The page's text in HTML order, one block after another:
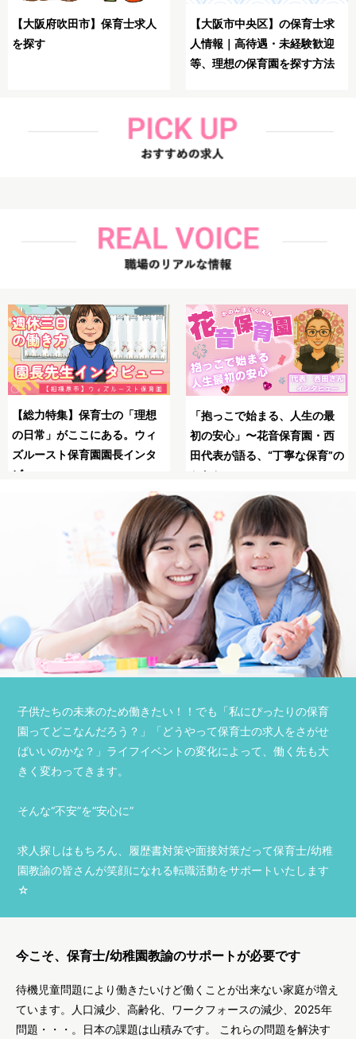
【大阪市鶴見区】保育士が理
想の求人を探す方法解説
【大阪市生野区】保育士が
想の求人を探す方法
の
た保育士求人JOBS
る保育士求人JOBSで安全
職！
子供たちの未来のため働きたい！！でも「私にぴったりの保育
園ってどこなんだろう？」「どうやって保育士の求人をさがせ
ばいいのかな？」ライフイベントの変化によって、働く先も大
きく変わってきます。
そんな“不安”を“安心に”
求人探しはもちろん、履歴書対策や面接対策だって保育士/幼稚
園教諭の皆さんが笑顔になれる転職活動をサポートいたします
☆
今こそ、保育士/幼稚園教諭のサポートが必要です
待機児童問題により働きたいけど働くことが出来ない家庭が増え
ています。人口減少、高齢化、ワークフォースの減少、2025年
問題・・・。日本の課題は山積みです。 これらの問題を解決す